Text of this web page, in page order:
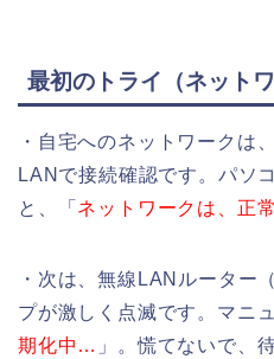
最初のトライ（ネット
・自宅へのネットワークは
LANで接続確認です。パソ
と、「 ネットワークは、正常
・次は、無線LANルーター
プが激しく点滅です。マニ
期化中… 」。慌てないで、